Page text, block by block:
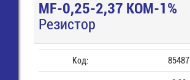
MF-0,25-2,37 КОМ-1%
Резистор
Код: 85487